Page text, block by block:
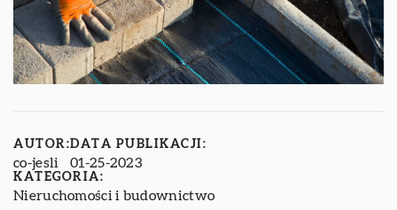
AUTOR:
co-jesli
DATA PUBLIKACJI:
01-25-2023
KATEGORIA:
Nieruchomości i budownictwo